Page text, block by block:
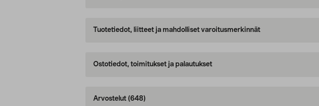
Tuotetiedot, liitteet ja mahdolliset varoitusmerkinnät
Ostotiedot, toimitukset ja palautukset
Arvostelut (648)